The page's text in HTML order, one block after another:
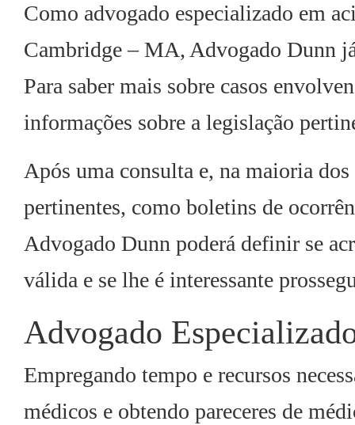
Como advogado especializado em
Cambridge – MA, Advogado Dunn
Para saber mais sobre casos
informações sobre a legislação
Após uma consulta e, na maioria
pertinentes, como boletins de
Advogado Dunn poderá definir se
válida e se lhe é interessante
Advogado
Empregando tempo e recursos
médicos e obtendo pareceres de